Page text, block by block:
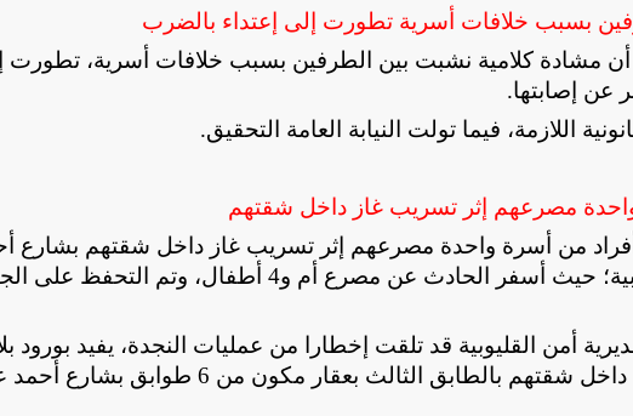
بسبب خلافات أسرية تطورت إلى إعتداء بالضرب
أن مشادة كلامية نشبت بين الطرفين بسبب خلافات أسرية، تطورت
عن إصابتها.
اللازمة، فيما تولت النيابة العامة التحقيق.
من جهة أخرى، لقي 5 أفراد من أسرة واحدة مصرعهم إثر تسريب غاز داخل شقتهم
الخيمة بمحافظة القليوبية؛ حيث أسفر الحادث عن مصرع أم
أمن القليوبية قد تلقت إخطارا من عمليات النجدة، يفيد بورود